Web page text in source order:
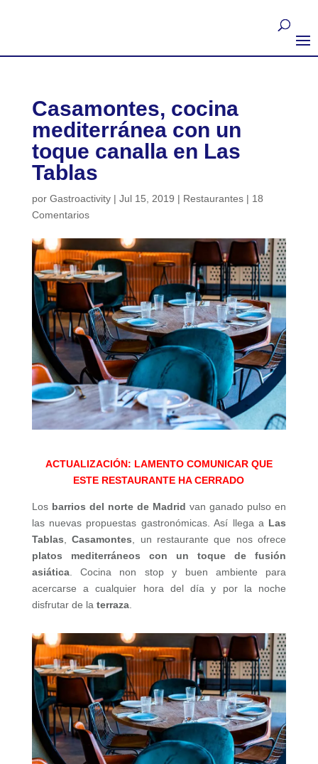
Casamontes, cocina
mediterránea con un
toque canalla en Las
Tablas
por Gastroactivity| Jul 15, 2019 | Restaurantes| 18
Comentarios
ACTUALIZACIÓN: LAMENTO COMUNICAR QUE
ESTE RESTAURANTE HA CERRADO
Los barrios del norte de Madrid van ganado pulso en
las nuevas propuestas gastronómicas. Así llega a Las
Tablas ,Casamontes , un restaurante que nos ofrece
platos mediterráneos con un toque de fusión
asiática. Cocina non stop y buen ambiente para
acercarse a cualquier hora del día y por la noche
disfrutar de la terraza.